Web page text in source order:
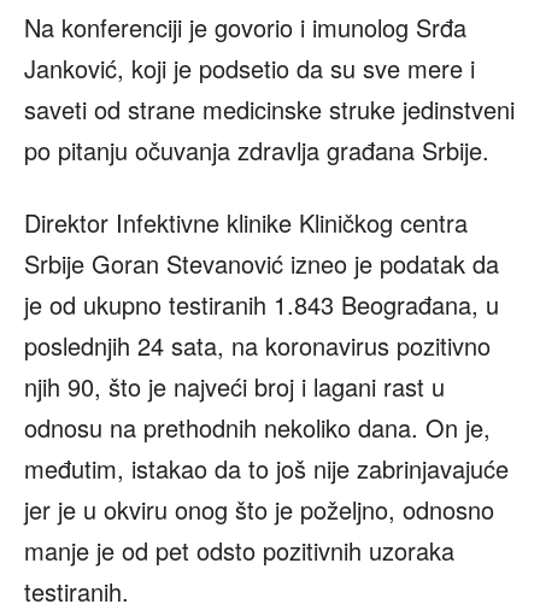
Na konferenciji je govorio i imunolog Srđa
Janković, koji je podsetio da su sve mere i
saveti od strane medicinske struke jedinstveni
po pitanju očuvanja zdravlja građana Srbije.
Direktor Infektivne klinike Kliničkog centra
Srbije Goran Stevanović izneo je podatak da
je od ukupno testiranih 1.843 Beograđana, u
poslednjih 24 sata, na koronavirus pozitivno
njih 90, što je najveći broj i lagani rast u
odnosu na prethodnih nekoliko dana. On je,
međutim, istakao da to još nije zabrinjavajuće
jer je u okviru onog što je poželjno, odnosno
manje je od pet odsto pozitivnih uzoraka
testiranih.